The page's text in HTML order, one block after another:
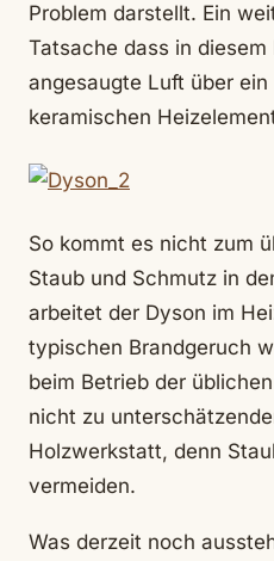
Problem darstellt. Ein
Tatsache dass in diesem
angesaugte Luft über
keramischen
So kommt es nicht zum
Staub und Schmutz in
arbeitet der Dyson im
typischen Brandgeruch
beim Betrieb der
nicht zu
Holzwerkstatt, denn
vermeiden.
Was derzeit noch